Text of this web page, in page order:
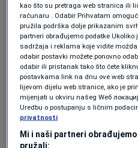
OSKAR
AKTUELNOSTI
Ukrajina
Vedran
kao što su pretraga web stranica ili
računaru . Odabir Prihvatam
pružila podrška dolje prikazanim
partneri obrađujemo podatke Ukoliko
sadržaja i reklama koje vidite
odabir postavki možete ponovno
odabir ili pristanak tako što ćete
postavkama link na dnu ove web
lijevom dijelu web stranice, ako je
mijenjati u okviru našeg Wеб
Uredbu o postupanju s ličnim
privatnosti
Mi i naši partneri
pružali: